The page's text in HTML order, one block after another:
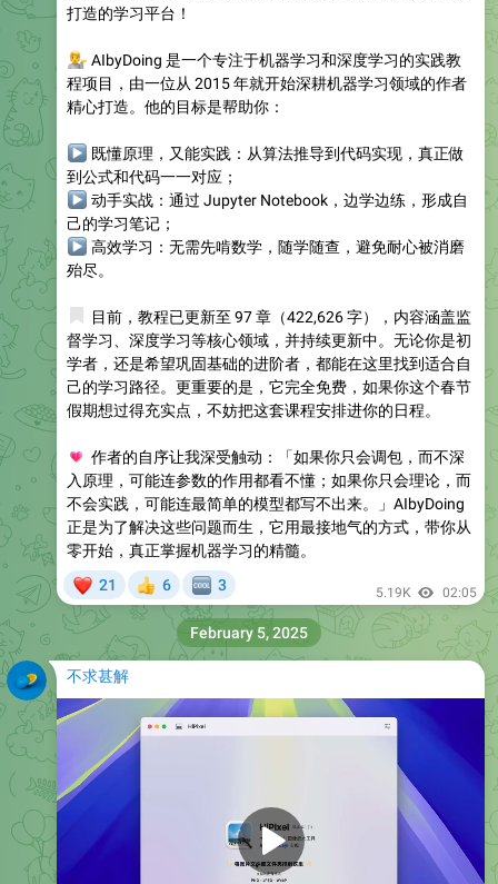
打造的学习平台！
AIbyDoing 是一个专注于机器学习和深度学习的实践教
程项目，由一位从 2015 年就开始深耕机器学习领域的作者
精心打造。他的目标是帮助你：
既懂原理 ，又能实践：从算法推导到代码实现，真正做
到公式和代码一一对应；
动手实战：通过 Jupyter Notebook，边学边练，形成自
己的学习笔记；
高效学习 ：无需先啃数学，随学随查，避免耐心被消磨
殆尽。
目前，教程已更新至 97 章（422,626 字），内容涵盖监
督学习、深度学习等核心领域，并持续更新中。无论你是初
学者，还是希望巩固基础的进阶者，都能在这里找到适合自
己的学习路径。更重要的是，它完全免费，如果你这个春节
假期想过得充实点，不妨把这套课程安排进你的日程。
作者的自序让我深受触动：「如果你只会调包，而不深
入原理，可能连参数的作用都看不懂；如果你只会理论，而
不会实践，可能连最简单的模型都写不出来。」AIbyDoing
正是为了解决这些问题而生，它用最接地气的方式，带你从
零开始，真正掌握机器学习的精髓。
21 6
🆒
3 5.19K 02:05
不求甚解
February 5, 2025